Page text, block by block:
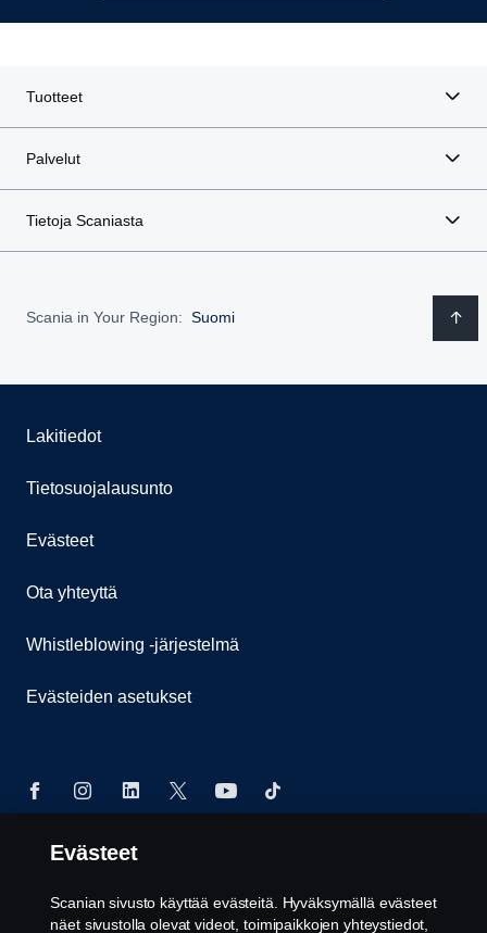
Tuotteet
Palvelut
Tietoja Scaniasta
Scania in Your Region: Suomi
Lakitiedot
Tietosuojalausunto
Evästeet
Ota yhteyttä
Whistleblowing -järjestelmä
Evästeiden asetukset
muutoksiin. Scania Suomi Oy, Tulkintie 23, 01740
VANTAA. Puh: +358 10 555 010.
Evästeet
Scanian sivusto käyttää evästeitä. Hyväksymällä evästeet
näet sivustolla olevat videot, toimipaikkojen yhteystiedot,